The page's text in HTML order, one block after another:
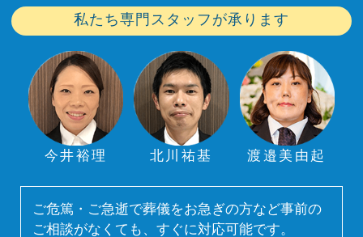
私たち専門スタッフが承ります
今井裕理 北川祐基 渡邉美由起
ご危篤・ご急逝で葬儀をお急ぎの方など事前の
ご相談がなくても、すぐに対応可能です。